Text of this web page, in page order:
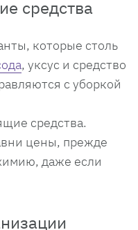
средства
которые столь
, уксус и средство
с уборкой
средства.
цены, прежде
даже если